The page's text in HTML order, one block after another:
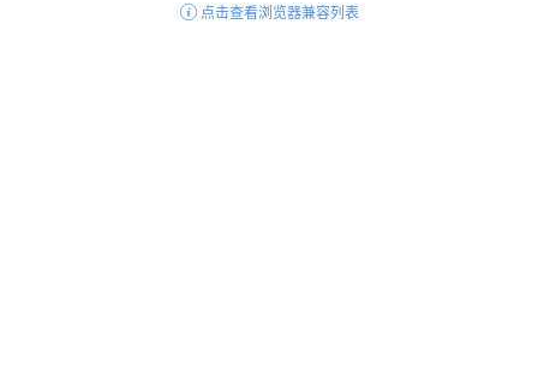
点击查看浏览器兼容列表